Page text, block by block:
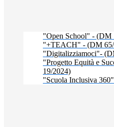
"Open School" - (DM
"+TEACH" - (DM
"Digitalizziamoci"-
"Progetto Equità e
19/2024)
"Scuola Inclusiva